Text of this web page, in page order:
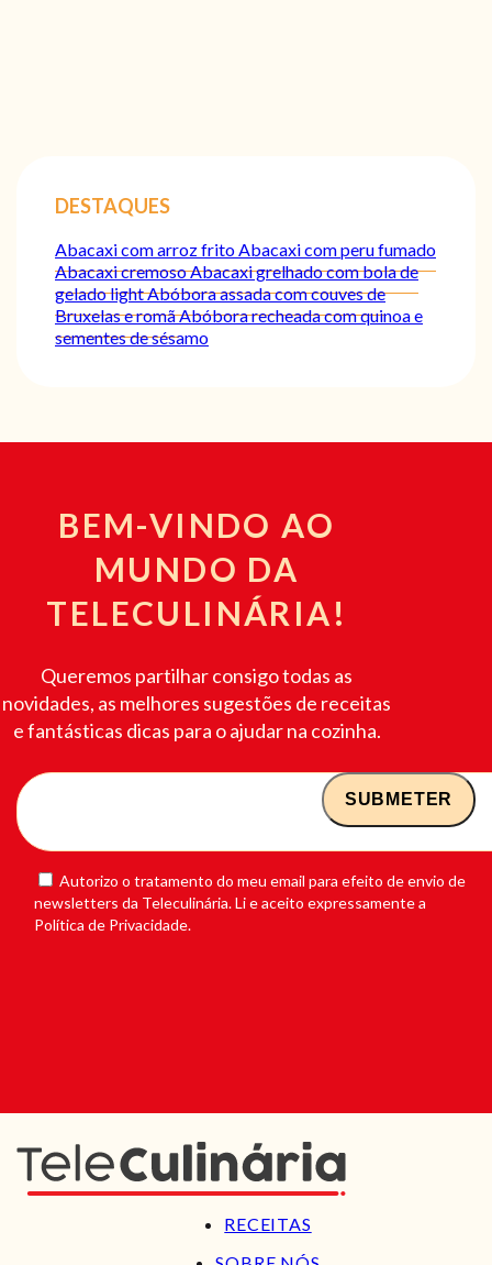
DESTAQUES
Abacaxi com arroz fritoAbacaxi com peru fumado
Abacaxi cremosoAbacaxi grelhado com bola de
gelado lightAbóbora assada com couves de
Bruxelas e romãAbóbora recheada com quinoa e
sementes de sésamo
BEM-VINDO AO
MUNDO DA
TELECULINÁRIA!
Queremos partilhar consigo todas as
novidades, as melhores sugestões de receitas
e fantásticas dicas para o ajudar na cozinha.
Autorizo o tratamento do meu email para efeito de envio de
newsletters da Teleculinária. Li e aceito expressamente a
Política de Privacidade.
RECEITAS